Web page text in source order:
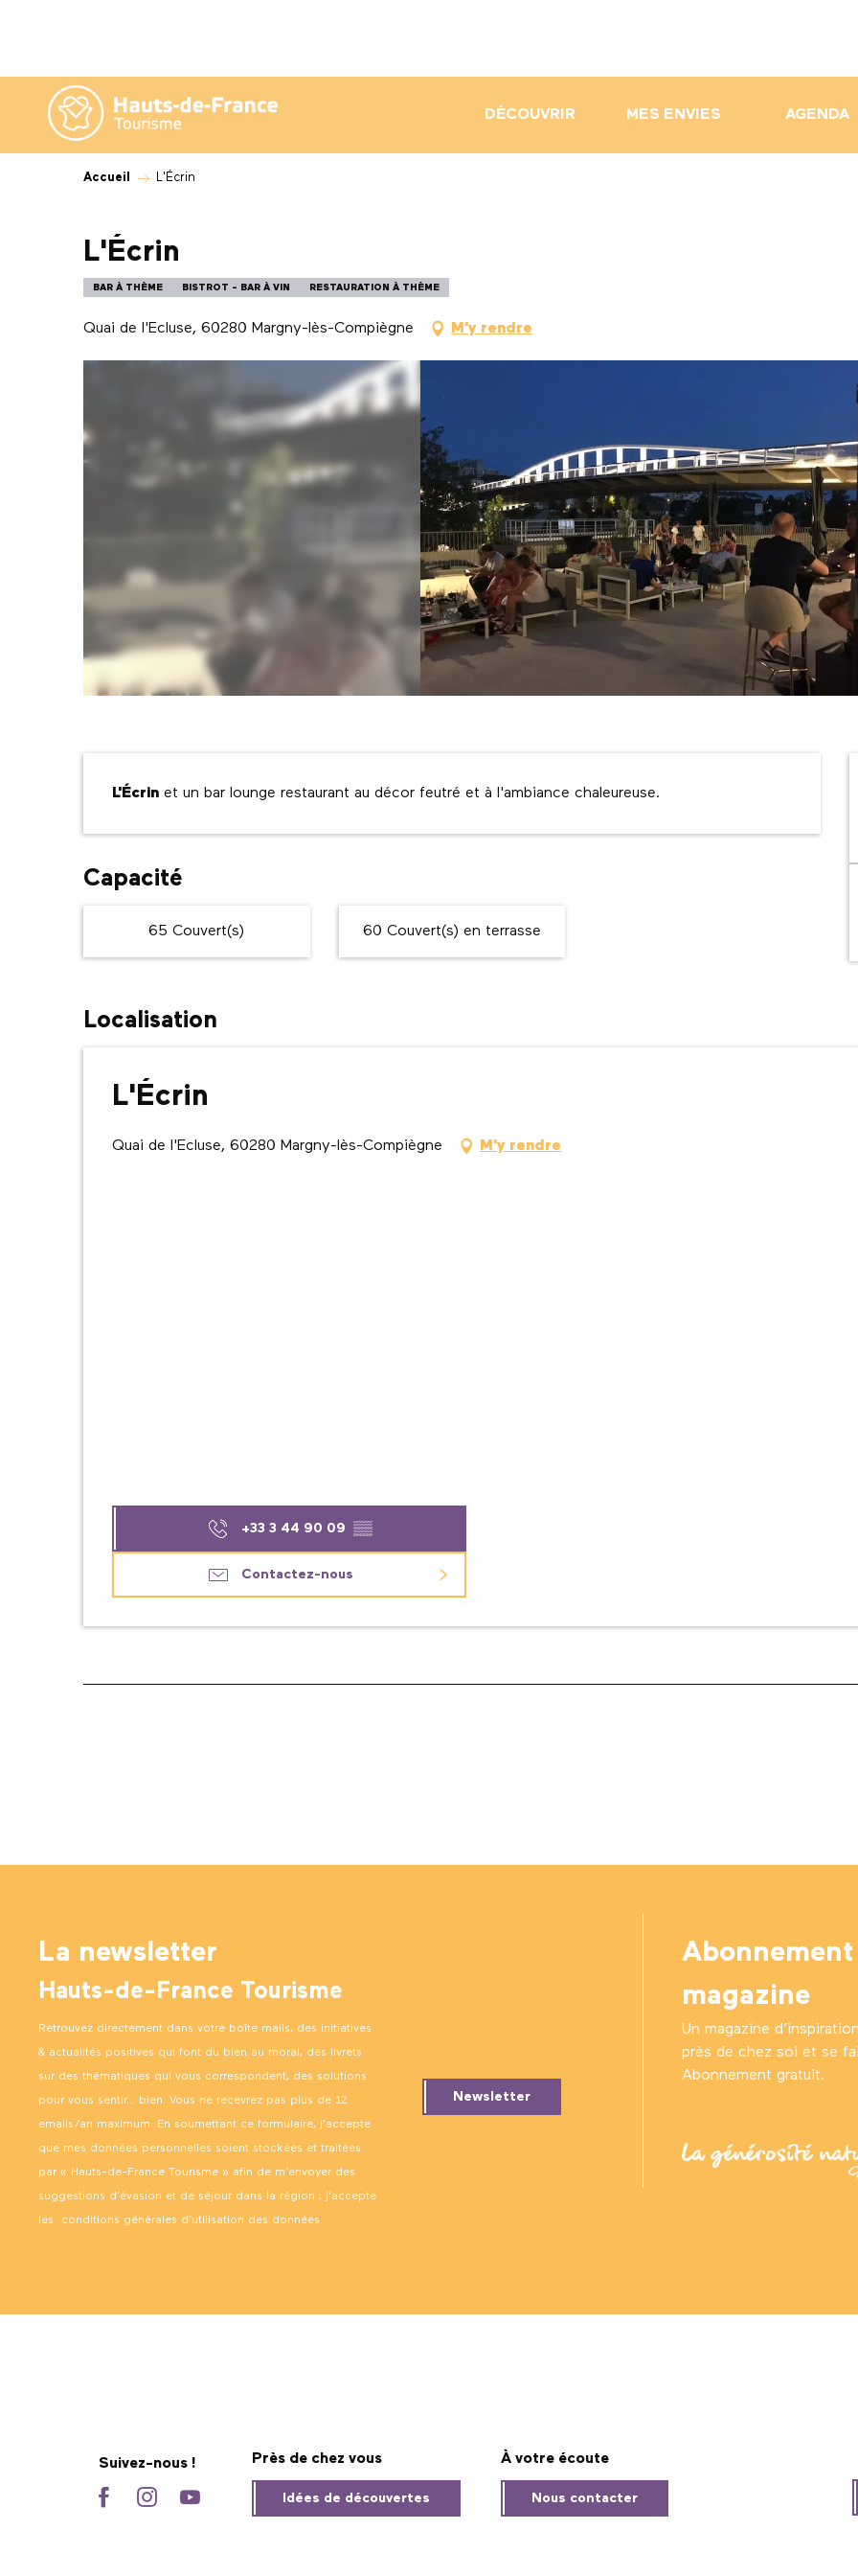
contenu
principal
DÉCOUVRIR MES ENVIES AGENDA
Accueil L'Écrin
L'Écrin
BAR À THÈME BISTROT - BAR À VIN RESTAURATION À THÈME
Quai de l'Ecluse, 60280 Margny-lès-Compiègne M'y rendre
Description
L'Écrin et un bar lounge restaurant au décor feutré et à l'ambiance chaleureuse.
Capacité
65 Couvert(s) 60 Couvert(s) en terrasse
Localisation
L'Écrin
Quai de l'Ecluse, 60280 Margny-lès-Compiègne M'y rendre
+33 3 44 90 09 ▒▒
Contactez-nous
La newsletter
Hauts-de-France Tourisme
Retrouvez directement dans votre boîte mails, des initiatives
& actualités positives qui font du bien au moral, des livrets
sur des thématiques qui vous correspondent, des solutions
pour vous sentir… bien. Vous ne recevrez pas plus de 12
emails/an maximum. En soumettant ce formulaire, j’accepte
que mes données personnelles soient stockées et traitées
par « Hauts-de-France Tourisme » afin de m’envoyer des
suggestions d’évasion et de séjour dans la région ; j’accepte
les conditions générales d’utilisation des données.
Newsletter
Abonnement
magazine
Un magazine
près de chez soi et se
Abonnement gratuit.
Suivez-nous ! Près de chez vous
Idées de découvertes
À votre écoute
Nous contacter